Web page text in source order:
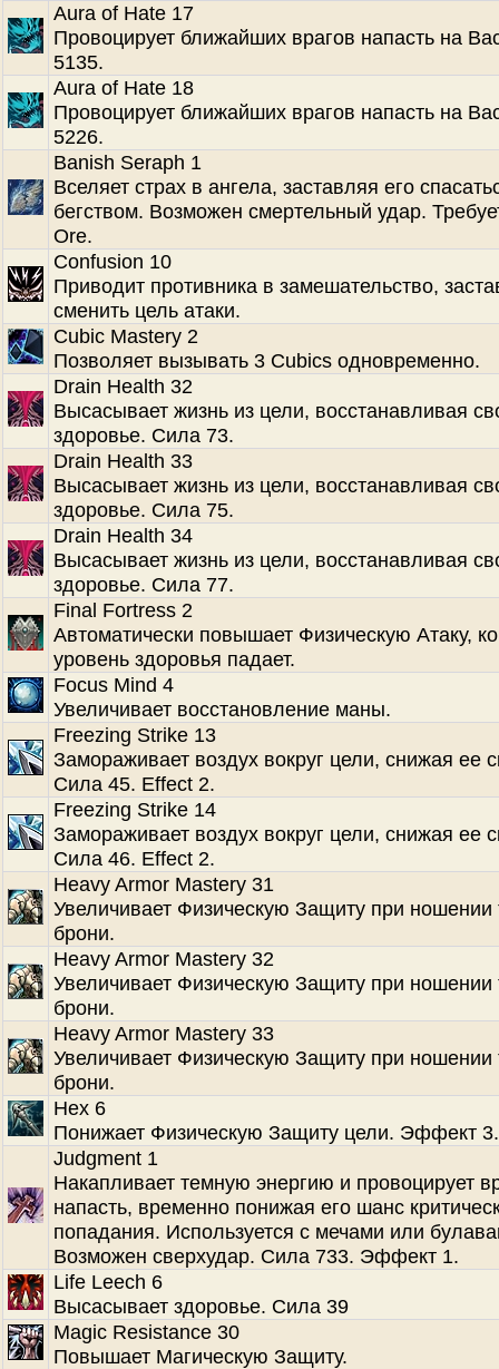
Aura of Hate 17
Провоцирует ближайших врагов напасть на
5135.
Aura of Hate 18
Провоцирует ближайших врагов напасть на
5226.
Banish Seraph 1
Вселяет страх в ангела, заставляя его
бегством. Возможен смертельный удар.
Ore.
Confusion 10
Приводит противника в замешательство,
сменить цель атаки.
Cubic Mastery 2
Позволяет вызывать 3 Cubics одновременно.
Drain Health 32
Высасывает жизнь из цели, восстанавливая
здоровье. Сила 73.
Drain Health 33
Высасывает жизнь из цели, восстанавливая
здоровье. Сила 75.
Drain Health 34
Высасывает жизнь из цели, восстанавливая
здоровье. Сила 77.
Final Fortress 2
Автоматически повышает Физическую Атаку,
уровень здоровья падает.
Focus Mind 4
Увеличивает восстановление маны.
Freezing Strike 13
Замораживает воздух вокруг цели, снижая ее
Сила 45. Effect 2.
Freezing Strike 14
Замораживает воздух вокруг цели, снижая ее
Сила 46. Effect 2.
Heavy Armor Mastery 31
Увеличивает Физическую Защиту при ношении
брони.
Heavy Armor Mastery 32
Увеличивает Физическую Защиту при ношении
брони.
Heavy Armor Mastery 33
Увеличивает Физическую Защиту при ношении
брони.
Hex 6
Понижает Физическую Защиту цели. Эффект 3.
Judgment 1
Накапливает темную энергию и провоцирует
напасть, временно понижая его шанс
попадания. Используется с мечами или
Возможен сверхудар. Сила 733. Эффект 1.
Life Leech 6
Высасывает здоровье. Сила 39
Magic Resistance 30
Повышает Магическую Защиту.